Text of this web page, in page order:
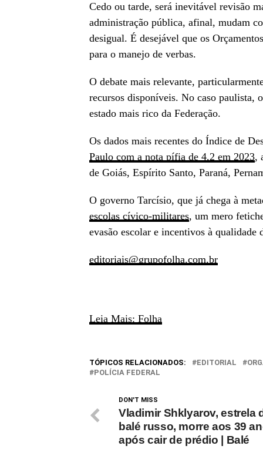
Cedo ou tarde, será inevitável revisão
administração pública, afinal, mudam
desigual. É desejável que os
para o manejo de verbas.
O debate mais relevante,
recursos disponíveis. No caso paulista,
estado mais rico da Federação.
Os dados mais recentes do Índice de
Paulo com a nota pífia de 4,2 em 2023,
de Goiás, Espírito Santo, Paraná,
O governo Tarcísio, que já chega à
escolas cívico-militares, um mero
evasão escolar e incentivos à qualidade
editoriais@grupofolha.com.br
Leia Mais: Folha
TÓPICOS RELACIONADOS: EDITORIAL
POLÍCIA FEDERAL
DON'T MISS
Vladimir Shklyarov, estrela
balé russo, morre aos 39
após cair de prédio | Balé